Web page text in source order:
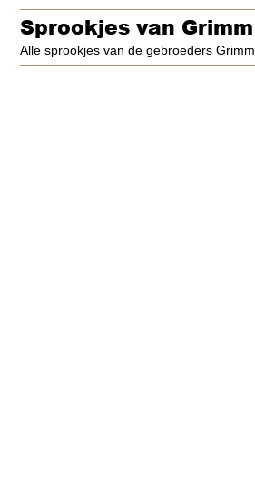
Sprookjes van Grimm
Alle sprookjes van de gebroeders Grimm